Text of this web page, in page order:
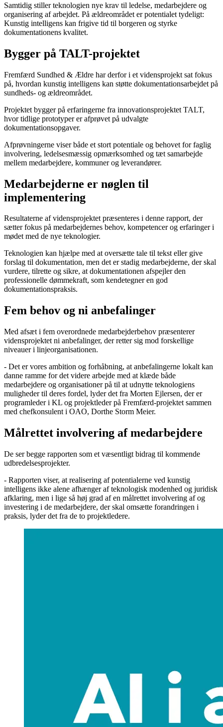
Samtidig stiller teknologien nye krav til ledelse, medarbejdere og
organisering af arbejdet. På ældreområdet er potentialet tydeligt:
Kunstig intelligens kan frigive tid til borgeren og styrke
dokumentationens kvalitet.
Bygger på TALT-projektet
Fremfærd Sundhed & Ældre har derfor i et vidensprojekt sat fokus
på, hvordan kunstig intelligens kan støtte dokumentationsarbejdet på
sundheds- og ældreområdet.
Projektet bygger på erfaringerne fra innovationsprojektet TALT,
hvor tidlige prototyper er afprøvet på udvalgte
dokumentationsopgaver.
Afprøvningerne viser både et stort potentiale og behovet for faglig
involvering, ledelsesmæssig opmærksomhed og tæt samarbejde
mellem medarbejdere, kommuner og leverandører.
Medarbejderne er nøglen til
implementering
Resultaterne af vidensprojektet præsenteres i denne rapport, der
sætter fokus på medarbejdernes behov, kompetencer og erfaringer i
mødet med de nye teknologier.
Teknologien kan hjælpe med at oversætte tale til tekst eller give
forslag til dokumentation, men det er stadig medarbejderne, der skal
vurdere, tilrette og sikre, at dokumentationen afspejler den
professionelle dømmekraft, som kendetegner en god
dokumentationspraksis.
Fem behov og ni anbefalinger
Med afsæt i fem overordnede medarbejderbehov præsenterer
vidensprojektet ni anbefalinger, der retter sig mod forskellige
niveauer i linjeorganisationen.
- Det er vores ambition og forhåbning, at anbefalingerne lokalt kan
danne ramme for det videre arbejde med at klæde både
medarbejdere og organisationer på til at udnytte teknologiens
muligheder til deres fordel, lyder det fra Morten Ejlersen, der er
programleder i KL og projektleder på Fremfærd-projektet sammen
med chefkonsulent i OAO, Dorthe Storm Meier.
Målrettet involvering af medarbejdere
De ser begge rapporten som et væsentligt bidrag til kommende
udbredelsesprojekter.
- Rapporten viser, at realisering af potentialerne ved kunstig
intelligens ikke alene afhænger af teknologisk modenhed og juridisk
afklaring, men i lige så høj grad af en målrettet involvering af og
investering i de medarbejdere, der skal omsætte forandringen i
praksis, lyder det fra de to projektledere.